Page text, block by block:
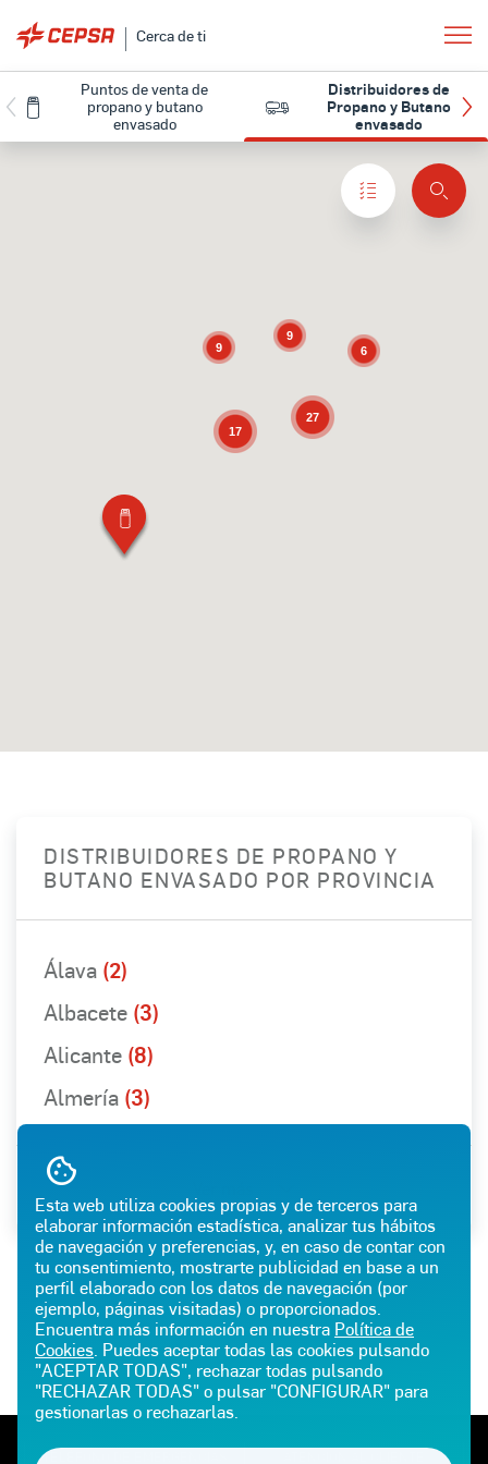
Esta web utiliza cookies propias y de terceros para
elaborar información estadística, analizar tus hábitos
de navegación y preferencias, y, en caso de contar con
tu consentimiento, mostrarte publicidad en base a un
perfil elaborado con los datos de navegación (por
ejemplo, páginas visitadas) o proporcionados.
Encuentra más información en nuestra Política de
Cookies. Puedes aceptar todas las cookies pulsando
"ACEPTAR TODAS", rechazar todas pulsando
"RECHAZAR TODAS" o pulsar "CONFIGURAR" para
gestionarlas o rechazarlas.
Cerca de ti
Puntos de venta de
propano y butano
envasado
Distribuidores de
Propano y Butano
envasado
17
9
27
6
9
DISTRIBUIDORES DE PROPANO Y
BUTANO ENVASADO POR PROVINCIA
Álava (2)
Albacete (3)
Alicante (8)
Almería (3)
TELÉFONO DE EMERGENCIAS